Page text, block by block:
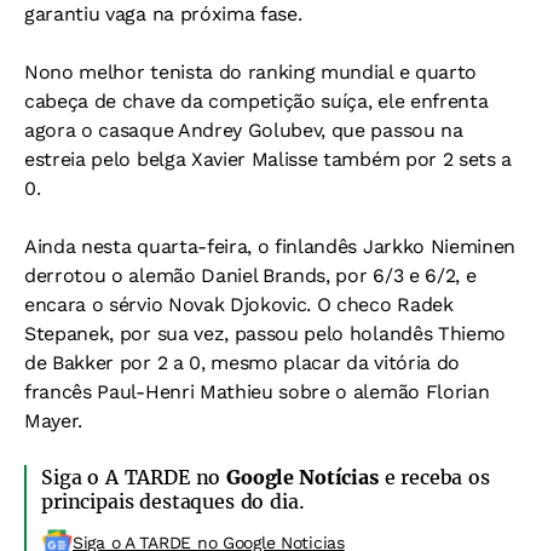
garantiu vaga na próxima fase.
Nono melhor tenista do ranking mundial e quarto
cabeça de chave da competição suíça, ele enfrenta
agora o casaque Andrey Golubev, que passou na
estreia pelo belga Xavier Malisse também por 2 sets a
0.
Ainda nesta quarta-feira, o finlandês Jarkko Nieminen
derrotou o alemão Daniel Brands, por 6/3 e 6/2, e
encara o sérvio Novak Djokovic. O checo Radek
Stepanek, por sua vez, passou pelo holandês Thiemo
de Bakker por 2 a 0, mesmo placar da vitória do
francês Paul-Henri Mathieu sobre o alemão Florian
Mayer.
Siga o A TARDE noGoogle Notíciase receba os
principais destaques do dia.
Siga o A TARDE no Google Noticias